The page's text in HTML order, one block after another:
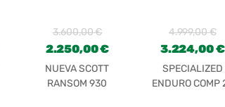
3.600,00€
2.250,00€
NUEVA SCOTT
RANSOM 930
4.999,00€
3.224,00€
SPECIALIZED
ENDURO COMP